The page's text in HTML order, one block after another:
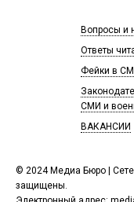
© 2024 Медиа Бюро |
защищены.
Вопросы и
Ответы
Фейки в
СМИ и
ВАКАНСИИ